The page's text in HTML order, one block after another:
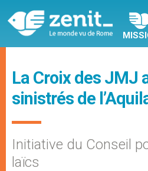
La Croix des JMJ
sinistrés de
Initiative du Conseil
laïcs